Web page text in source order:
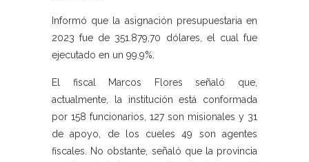
Informó que la asignación presupuestaria en
2023 fue de 351.879,70 dólares, el cual fue
ejecutado en un 99.9%.
El fiscal Marcos Flores señaló que,
actualmente, la institución está conformada
por 158 funcionarios, 127 son misionales y 31
de apoyo, de los cueles 49 son agentes
fiscales. No obstante, señaló que la provincia